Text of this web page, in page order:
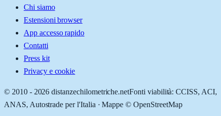
Chi siamo
Estensioni browser
App accesso rapido
Contatti
Press kit
Privacy e cookie
© 2010 - 2026 distanzechilometriche.netFonti viabilità: CCISS, ACI,
ANAS, Autostrade per l'Italia · Mappe © OpenStreetMap